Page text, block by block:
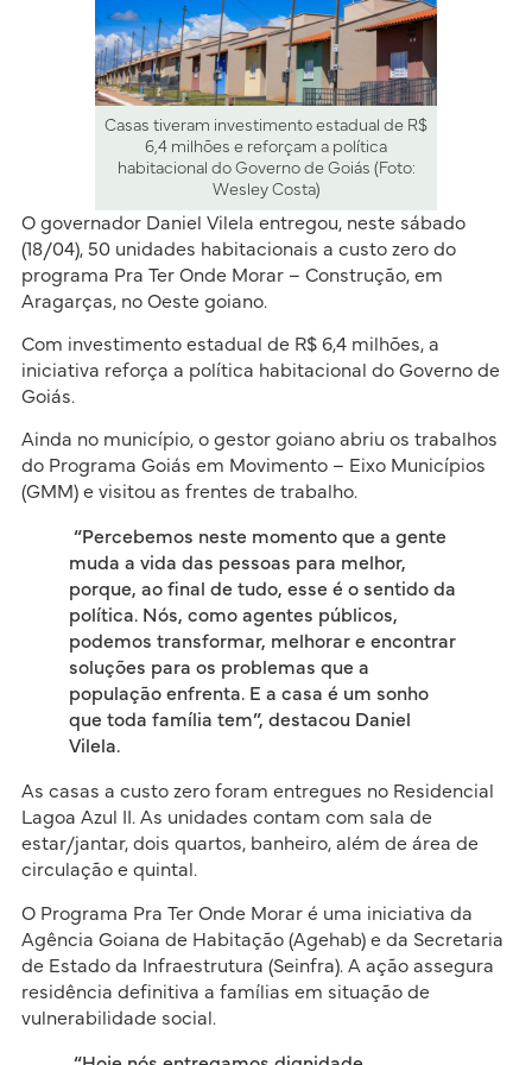
Casas tiveram investimento estadual de R$
6,4 milhões e reforçam a política
habitacional do Governo de Goiás (Foto:
Wesley Costa)
O governador Daniel Vilela entregou, neste sábado
(18/04), 50 unidades habitacionais a custo zero do
programa Pra Ter Onde Morar – Construção, em
Aragarças, no Oeste goiano.
Com investimento estadual de R$ 6,4 milhões, a
iniciativa reforça a política habitacional do Governo de
Goiás.
Ainda no município, o gestor goiano abriu os trabalhos
do Programa Goiás em Movimento – Eixo Municípios
(GMM) e visitou as frentes de trabalho.
“Percebemos neste momento que a gente
muda a vida das pessoas para melhor,
porque, ao final de tudo, esse é o sentido da
política. Nós, como agentes públicos,
podemos transformar, melhorar e encontrar
soluções para os problemas que a
população enfrenta. E a casa é um sonho
que toda família tem”, destacou Daniel
Vilela.
As casas a custo zero foram entregues no Residencial
Lagoa Azul II. As unidades contam com sala de
estar/jantar, dois quartos, banheiro, além de área de
circulação e quintal.
O Programa Pra Ter Onde Morar é uma iniciativa da
Agência Goiana de Habitação (Agehab) e da Secretaria
de Estado da Infraestrutura (Seinfra). A ação assegura
residência definitiva a famílias em situação de
vulnerabilidade social.